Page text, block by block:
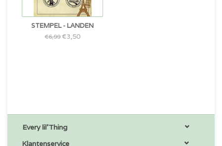
STEMPEL - LANDEN
€6,99 €3,50
Every lil'Thing
Klantenservice